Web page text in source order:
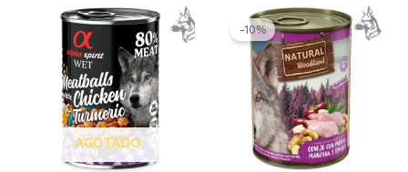
AGOTADO
-10%
El
precio
original
era:
2.85 €.
El
precio
actual
es:
2.57 €.